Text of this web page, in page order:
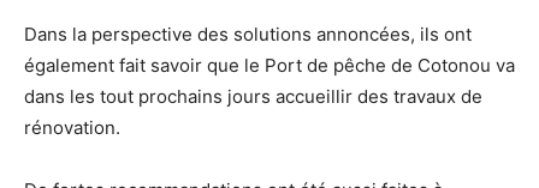
Dans la perspective des solutions annoncées, ils ont
également fait savoir que le Port de pêche de Cotonou va
dans les tout prochains jours accueillir des travaux de
rénovation.